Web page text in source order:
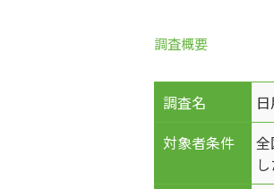
調査概要
調査名
対象者条件